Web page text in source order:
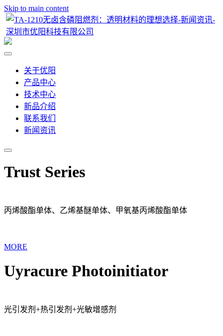
Skip to main content
关于优阳
产品中心
技术中心
新品介绍
联系我们
新闻资讯
Trust Series
丙烯酸酯单体、乙烯基醚单体、甲氧基丙烯酸酯单体
MORE
Uyracure Photoinitiator
光引发剂+热引发剂+光敏增感剂